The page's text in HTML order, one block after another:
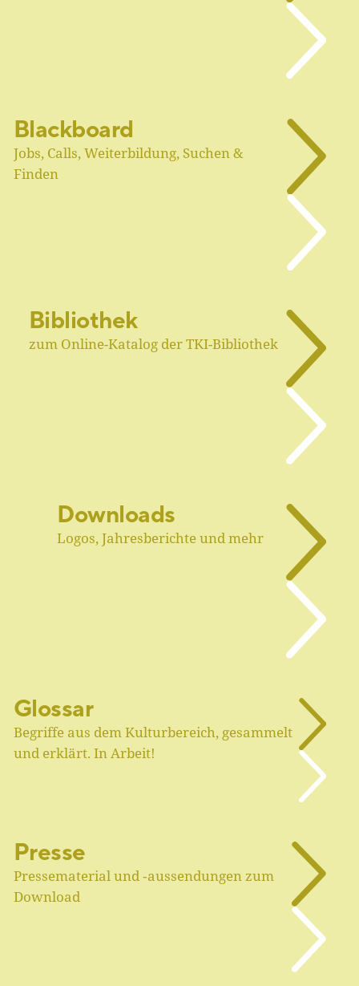
Blackboard
Jobs, Calls, Weiterbildung, Suchen &
Finden
Bibliothek
zum Online-Katalog der TKI-Bibliothek
Downloads
Logos, Jahresberichte und mehr
Glossar
Begriffe aus dem Kulturbereich, gesammelt
und erklärt. In Arbeit!
Presse
Pressematerial und ‑aussendungen zum
Download